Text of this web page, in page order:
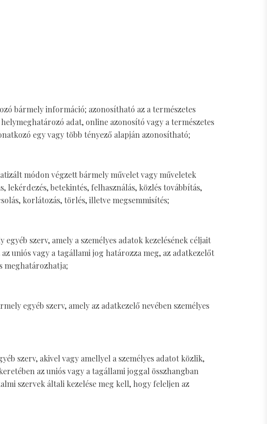
bármely információ; azonosítható az a természetes
adat, online azonosító vagy a természetes
egy vagy több tényező alapján azonosítható;
módon végzett bármely művelet vagy műveletek
lekérdezés, betekintés, felhasználás, közlés továbbítás,
korlátozás, törlés, illetve megsemmisítés;
szerv, amely a személyes adatok kezelésének céljait
uniós vagy a tagállami jog határozza meg, az adatkezelőt
meghatározhatja;
egyéb szerv, amely az adatkezelő nevében személyes
szerv, akivel vagy amellyel a személyes adatot közlik,
az uniós vagy a tagállami joggal összhangban
szervek általi kezelése meg kell, hogy feleljen az